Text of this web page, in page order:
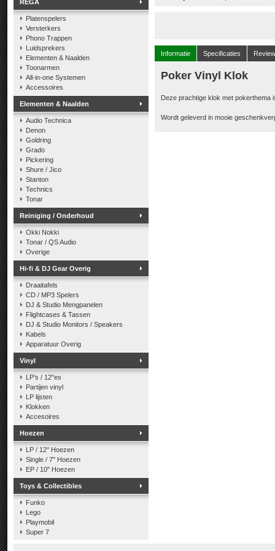
REGA
Platenspelers
Versterkers
Phono Trappen
Luidsprekers
Elementen & Naalden
Toonarmen
All-in-one Systemen
Accessoires
Elementen & Naalden
Audio Technica
Denon
Goldring
Grado
Pickering
Shure / Jico
Stanton
Technics
Tonar
Reiniging / Onderhoud
Okki Nokki
Tonar / QS Audio
Overige
Hi-fi & DJ Gear Overig
Draaitafels
CD / MP3 Spelers
DJ & Studio Mengpanelen
Flightcases & Tassen
DJ & Studio Monitors / Speakers
Kabels
Apparatuur Overig
Vinyl
LP's / 12"es
Partijen vinyl
LP lijsten
Klokken
Accesoires
Hoezen
LP / 12" Hoezen
Single / 7" Hoezen
EP / 10" Hoezen
Toys & Collectibles
Funko
Lego
Playmobil
Super 7
Informatie Specificaties
Poker Vinyl Klok
Deze prachtige klok met pokerthema
Wordt geleverd in mooie